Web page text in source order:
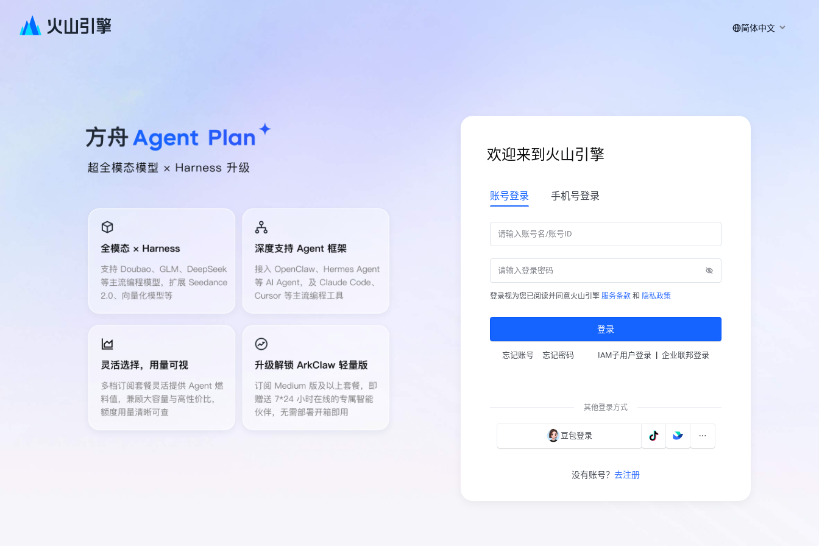
简体中文
欢迎来到火山引擎
账号登录 手机号登录
登录视为您已阅读并同意火山引擎 服务条款 和 隐私政策
登录
忘记账号 忘记密码 IAM子用户登录 | 企业联邦登录
其他登录方式
豆包登录
没有账号？ 去注册